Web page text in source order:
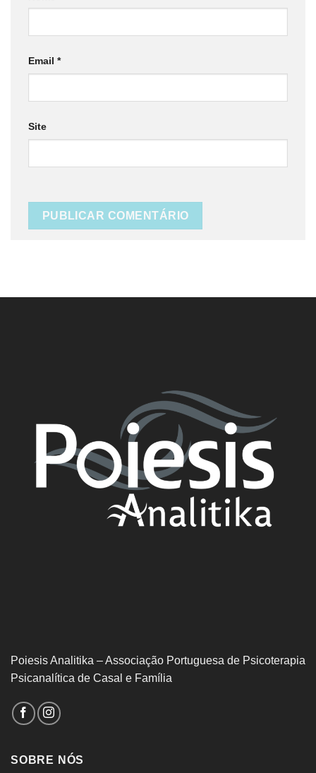
Email *
Site
Poiesis Analitika – Associação Portuguesa de Psicoterapia
Psicanalítica de Casal e Família
SOBRE NÓS